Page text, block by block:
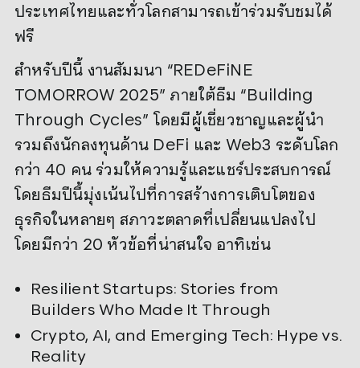
ประเทศไทยและทั่วโลกสามารถเข้าร่วมรับชมได้
ฟรี
สำหรับปีนี้ งานสัมมนา “REDeFiNE
TOMORROW 2025” ภายใต้ธีม “Building
Through Cycles” โดยมีผู้เชี่ยวชาญและผู้นำ
รวมถึงนักลงทุนด้าน DeFi และ Web3 ระดับโลก
กว่า 40 คน ร่วมให้ความรู้และแชร์ประสบการณ์
โดยธีมปีนี้มุ่งเน้นไปที่การสร้างการเติบโตของ
ธุรกิจในหลายๆ สภาวะตลาดที่เปลี่ยนแปลงไป
โดยมีกว่า 20 หัวข้อที่น่าสนใจ อาทิเช่น
Resilient Startups: Stories from
Builders Who Made It Through
Crypto, AI, and Emerging Tech: Hype vs.
Reality